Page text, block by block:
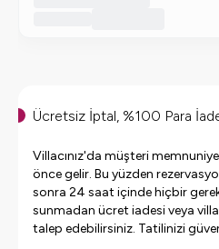
Ücretsiz İptal, %100 Para
Villacınız'da müşteri
önce gelir. Bu yüzden
sonra 24 saat içinde hiçbir
sunmadan ücret iadesi veya
talep edebilirsiniz. Tatilinizi